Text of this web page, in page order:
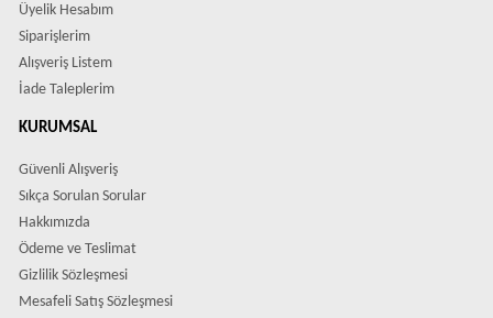
Üyelik Hesabım
Siparişlerim
Alışveriş Listem
İade Taleplerim
KURUMSAL
Güvenli Alışveriş
Sıkça Sorulan Sorular
Hakkımızda
Ödeme ve Teslimat
Gizlilik Sözleşmesi
Mesafeli Satış Sözleşmesi